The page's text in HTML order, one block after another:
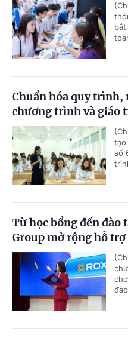
Chuẩn hóa quy trình,
chương trình và giáo
tạo
số
Từ học bổng đến đào
Group mở rộng hỗ